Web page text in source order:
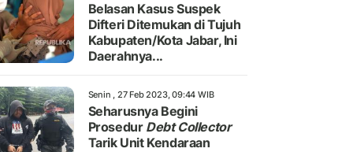
Belasan Kasus Suspek
Difteri Ditemukan di Tujuh
Kabupaten/Kota Jabar, Ini
Daerahnya...
Senin , 27 Feb 2023, 09:44 WIB
Seharusnya Begini
Prosedur Debt Collector
Tarik Unit Kendaraan